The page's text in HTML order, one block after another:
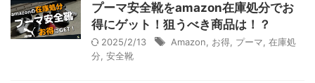
プーマ安全靴をamazon在庫処分でお
得にゲット！狙うべき商品は！？
2025/2/13 Amazon, お得, プーマ, 在庫処
分, 安全靴